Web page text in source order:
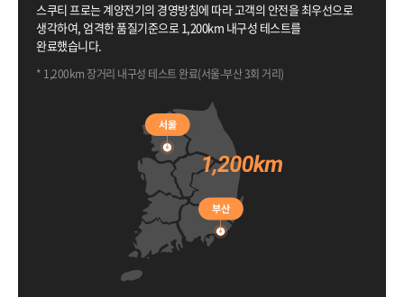
스쿠티 프로는 계양전기의 경영방침에 따라 고객의 안전을 최우선으로
생각하여, 엄격한 품질기준으로1,200km 내구성 테스트를
완료했습니다.
* 1,200km 장거리 내구성 테스트 완료(서울-부산 3회 거리)